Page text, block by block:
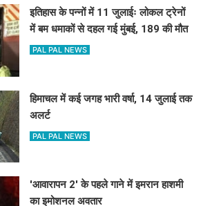
इतिहास के पन्नों में 11 जुलाईः लोकल ट्रेनों
में बम धमाकों से दहल गई मुंबई, 189 की मौत
PAL PAL NEWS
हिमाचल में कई जगह भारी वर्षा, 14 जुलाई तक
अलर्ट
PAL PAL NEWS
'आवारापन 2' के पहले गाने में इमरान हाशमी
का इमोशनल अवतार